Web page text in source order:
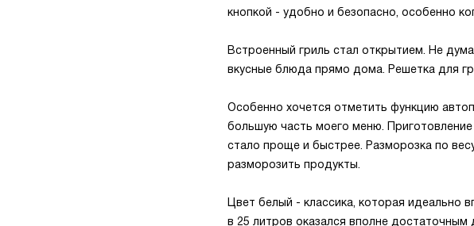
кнопкой - удобно и безопасно, особенно
Встроенный гриль стал открытием. Не
вкусные блюда прямо дома. Решетка для
Особенно хочется отметить функцию
большую часть моего меню.
стало проще и быстрее. Разморозка по
разморозить продукты.
Цвет белый - классика, которая идеально
в 25 литров оказался вполне